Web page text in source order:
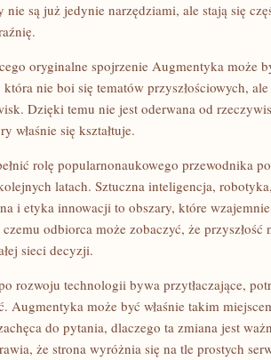
nie są już jedynie narzędziami, ale stają się
oryginalne spojrzenie Augmentyka może
nie boi się tematów przyszłościowych,
Dzięki temu nie jest oderwana od
właśnie się kształtuje.
rolę popularnonaukowego przewodnika
latach. Sztuczna inteligencja,
i etyka innowacji to obszary, które
odbiorca może zobaczyć, że przyszłość
sieci decyzji.
rozwoju technologii bywa przytłaczające,
Augmentyka może być właśnie takim
do pytania, dlaczego ta zmiana jest
że strona wyróżnia się na tle prostych